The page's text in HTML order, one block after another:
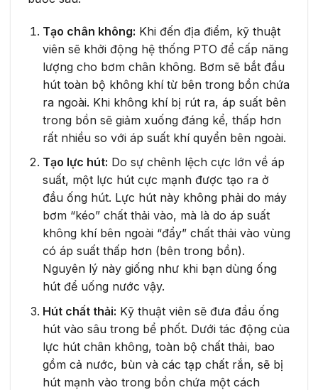
Tạo chân không: Khi đến địa điểm, kỹ thuật
viên sẽ khởi động hệ thống PTO để cấp năng
lượng cho bơm chân không. Bơm sẽ bắt đầu
hút toàn bộ không khí từ bên trong bồn chứa
ra ngoài. Khi không khí bị rút ra, áp suất bên
trong bồn sẽ giảm xuống đáng kể, thấp hơn
rất nhiều so với áp suất khí quyển bên ngoài.
Tạo lực hút: Do sự chênh lệch cực lớn về áp
suất, một lực hút cực mạnh được tạo ra ở
đầu ống hút. Lực hút này không phải do máy
bơm “kéo” chất thải vào, mà là do áp suất
không khí bên ngoài “đẩy” chất thải vào vùng
có áp suất thấp hơn (bên trong bồn).
Nguyên lý này giống như khi bạn dùng ống
hút để uống nước vậy.
Hút chất thải: Kỹ thuật viên sẽ đưa đầu ống
hút vào sâu trong bể phốt. Dưới tác động của
lực hút chân không, toàn bộ chất thải, bao
gồm cả nước, bùn và các tạp chất rắn, sẽ bị
hút mạnh vào trong bồn chứa một cách